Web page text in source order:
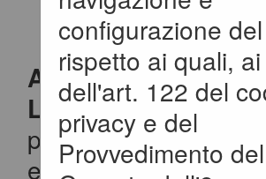
configurazione
rispetto ai quali,
dell'art. 122 del
privacy e del
Provvedimento del
ACCESSO
ATTENZIONE:a
Luglio 2026
piattaforma sarà
esclusivamente